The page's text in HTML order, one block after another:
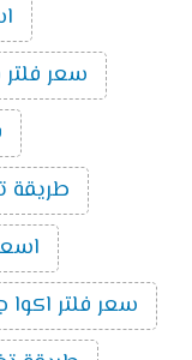
سعر فلتر مياه 7 مراحل
طريقة تركيب
سعر فلتر اكوا جيت 7